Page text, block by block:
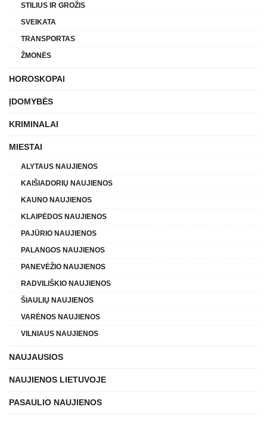
STILIUS IR GROŽIS
SVEIKATA
TRANSPORTAS
ŽMONĖS
HOROSKOPAI
ĮDOMYBĖS
KRIMINALAI
MIESTAI
ALYTAUS NAUJIENOS
KAIŠIADORIŲ NAUJIENOS
KAUNO NAUJIENOS
KLAIPĖDOS NAUJIENOS
PAJŪRIO NAUJIENOS
PALANGOS NAUJIENOS
PANEVĖŽIO NAUJIENOS
RADVILIŠKIO NAUJIENOS
ŠIAULIŲ NAUJIENOS
VARĖNOS NAUJIENOS
VILNIAUS NAUJIENOS
NAUJAUSIOS
NAUJIENOS LIETUVOJE
PASAULIO NAUJIENOS